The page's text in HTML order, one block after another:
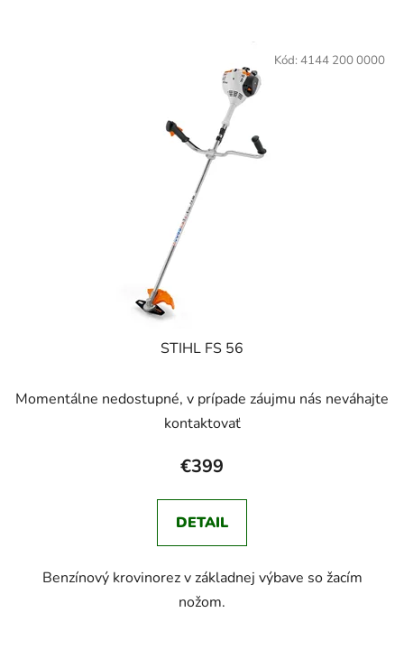
STIHL FS 56
Momentálne nedostupné, v prípade záujmu nás neváhajte
kontaktovať
€399
DETAIL
Benzínový krovinorez v základnej výbave so žacím
nožom.
Kód: 4144 200 0000